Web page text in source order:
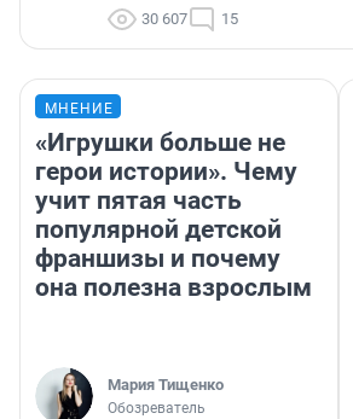
30 607 15
МНЕНИЕ
«Игрушки больше не
герои истории». Чему
учит пятая часть
популярной детской
франшизы и почему
она полезна взрослым
Мария Тищенко
Обозреватель